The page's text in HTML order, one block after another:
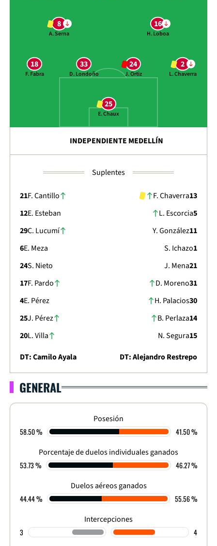
25
E. Chaux
2
L. Chaverra
24
J. Ortiz
33
D. Londoño
18
F. Fabra
16
H. Loboa
8
A. Serna
INDEPENDIENTE MEDELLÍN
Suplentes
21F. Cantillo
12E. Esteban
29C. Lucumí
6E. Meza
24S. Nieto
17F. Pardo
4E. Pérez
25J. Pérez
20L. Villa
13
F. Chaverra
5
L. Escorcia
11
Y. González
1
S. Ichazo
21
J. Mena
31
D. Moreno
30
H. Palacios
14
B. Perlaza
15
N. Segura
DT: Camilo Ayala
DT: Alejandro Restrepo
APERTURA - FECHA 17
0-1
FINALIZADO
GENERAL
Posesión
58.50 % 41.50 %
Porcentaje de duelos individuales ganados
53.73 % 46.27 %
Duelos aéreos ganados
44.44 % 55.56 %
Intercepciones
3 4